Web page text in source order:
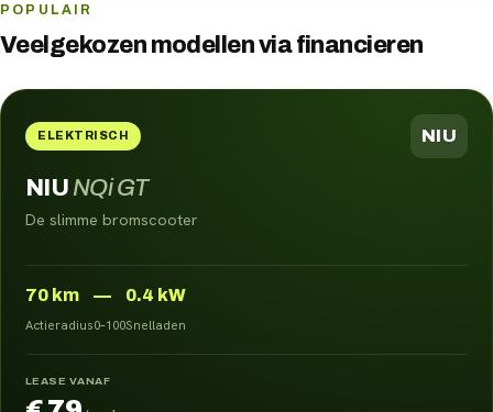
POPULAIR
Veelgekozen modellen viafinancieren
ELEKTRISCH NIU
NIU NQi GT
De slimme bromscooter
70 km
Actieradius
—
0–100
0.4 kW
Snelladen
LEASE VANAF